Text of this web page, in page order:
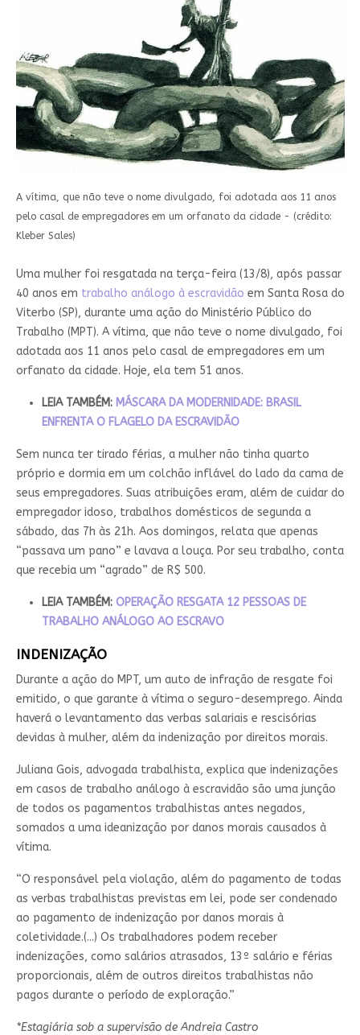
A vítima, que não teve o nome divulgado, foi adotada aos 11 anos
pelo casal de empregadores em um orfanato da cidade - (crédito:
Kleber Sales)
Uma mulher foi resgatada na terça-feira (13/8), após passar
40 anos em trabalho análogo à escravidão em Santa Rosa do
Viterbo (SP), durante uma ação do Ministério Público do
Trabalho (MPT). A vítima, que não teve o nome divulgado, foi
adotada aos 11 anos pelo casal de empregadores em um
orfanato da cidade. Hoje, ela tem 51 anos.
LEIA TAMBÉM: MÁSCARA DA MODERNIDADE: BRASIL
ENFRENTA O FLAGELO DA ESCRAVIDÃO
Sem nunca ter tirado férias, a mulher não tinha quarto
próprio e dormia em um colchão inflável do lado da cama de
seus empregadores. Suas atribuições eram, além de cuidar do
empregador idoso, trabalhos domésticos de segunda a
sábado, das 7h às 21h. Aos domingos, relata que apenas
“passava um pano” e lavava a louça. Por seu trabalho, conta
que recebia um “agrado” de R$ 500.
LEIA TAMBÉM: OPERAÇÃO RESGATA 12 PESSOAS DE
TRABALHO ANÁLOGO AO ESCRAVO
INDENIZAÇÃO
Durante a ação do MPT, um auto de infração de resgate foi
emitido, o que garante à vítima o seguro-desemprego. Ainda
haverá o levantamento das verbas salariais e rescisórias
devidas à mulher, além da indenização por direitos morais.
Juliana Gois, advogada trabalhista, explica que indenizações
em casos de trabalho análogo à escravidão são uma junção
de todos os pagamentos trabalhistas antes negados,
somados a uma ideanização por danos morais causados à
vítima.
“O responsável pela violação, além do pagamento de todas
as verbas trabalhistas previstas em lei, pode ser condenado
ao pagamento de indenização por danos morais à
coletividade.(...) Os trabalhadores podem receber
indenizações, como salários atrasados, 13º salário e férias
proporcionais, além de outros direitos trabalhistas não
pagos durante o período de exploração.”
*Estagiária sob a supervisão de Andreia Castro